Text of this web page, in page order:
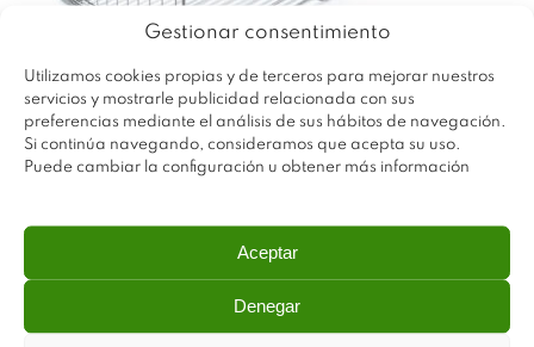
Gestionar consentimiento
Utilizamos cookies propias y de terceros para mejorar nuestros
servicios y mostrarle publicidad relacionada con sus
preferencias mediante el análisis de sus hábitos de navegación.
Si continúa navegando, consideramos que acepta su uso.
Puede cambiar la configuración u obtener más información
Aceptar
Denegar